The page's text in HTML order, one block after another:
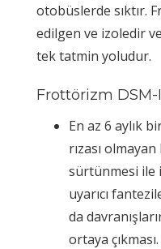
otobüslerde sıktır.
edilgen ve izoledir
tek tatmin yoludur.
Frottörizm DSM-
En az 6 aylık
rızası
sürtünmesi ile
uyarıcı
da
ortaya çıkması.